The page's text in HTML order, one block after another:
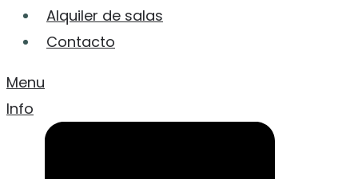
Alquiler de salas
Contacto
Menu
Info